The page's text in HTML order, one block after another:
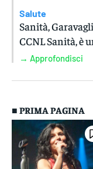
Salute
Sanità,
CCNL Sanità, è
→ Approfondisci
■ PRIMA PAGINA